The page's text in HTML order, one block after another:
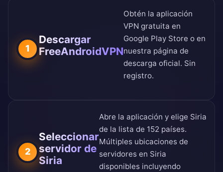
1
Descargar
FreeAndroidVPN
Obtén la aplicación
VPN gratuita en
Google Play Store o en
nuestra página de
descarga oficial. Sin
registro.
2
Seleccionar
servidor de
Siria
Abre la aplicación y elige Siria
de la lista de 152 países.
Múltiples ubicaciones de
servidores en Siria
disponibles incluyendo